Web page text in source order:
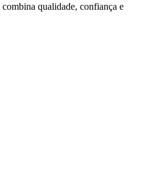
qualidade, confiança e